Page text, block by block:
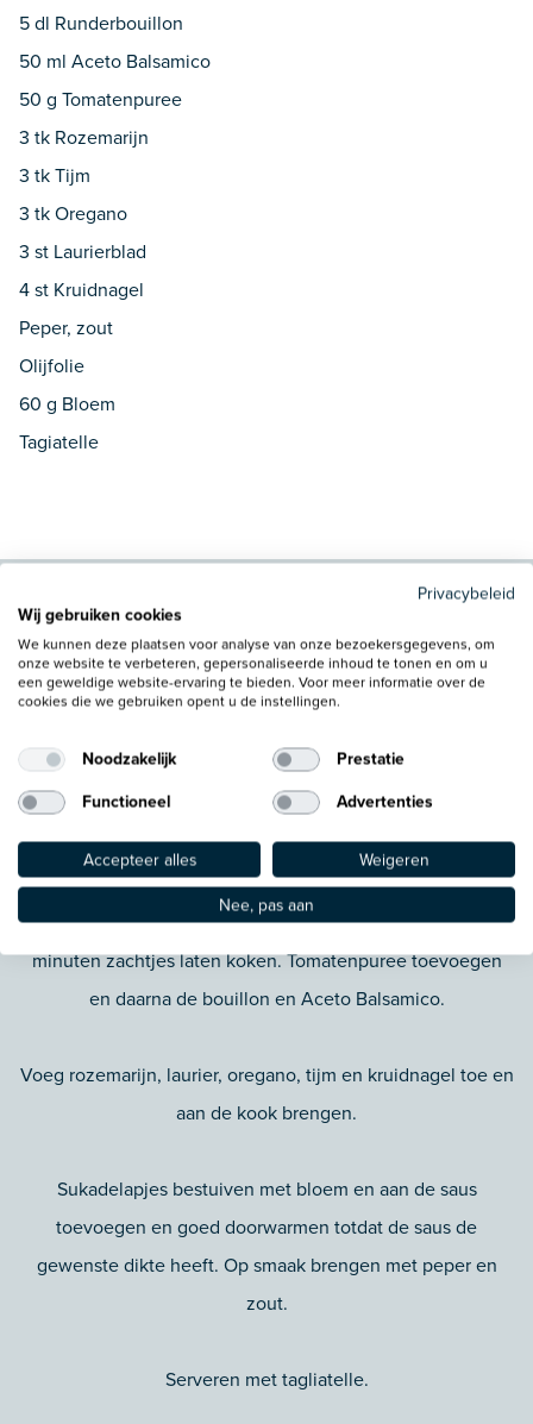
5 dl Runderbouillon
50 ml Aceto Balsamico
50 g Tomatenpuree
3 tk Rozemarijn
3 tk Tijm
3 tk Oregano
3 st Laurierblad
4 st Kruidnagel
Peper, zout
Olijfolie
60 g Bloem
Tagiatelle
Bereidingswijze:
Snipper de ui en knoflook. Winterwortel schillen en in
plakjes snijden.
Olie verhitten en hierin de ui en knoflook aanfruiten zonder
te kleuren. Daarna winterwortel en champignons
toevoegen. Afblussen met rode wijn en gedurende 2
minuten zachtjes laten koken. Tomatenpuree toevoegen
en daarna de bouillon en Aceto Balsamico.
Voeg rozemarijn, laurier, oregano, tijm en kruidnagel toe en
aan de kook brengen.
Sukadelapjes bestuiven met bloem en aan de saus
toevoegen en goed doorwarmen totdat de saus de
gewenste dikte heeft. Op smaak brengen met peper en
zout.
Serveren met tagliatelle.
Privacybeleid
Wij gebruiken cookies
We kunnen deze plaatsen voor analyse van onze bezoekersgegevens, om
onze website te verbeteren, gepersonaliseerde inhoud te tonen en om u
een geweldige website-ervaring te bieden. Voor meer informatie over de
cookies die we gebruiken opent u de instellingen.
Noodzakelijk
Prestatie
Functioneel
Advertenties
Accepteer alles
Weigeren
Nee, pas aan